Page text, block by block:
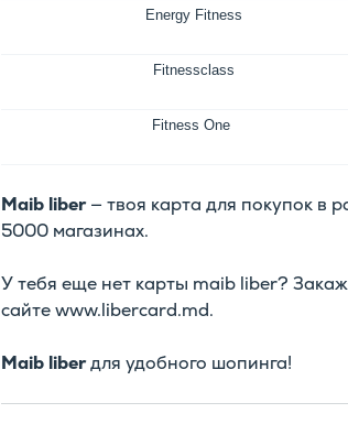
Energy Fitness
Fitnessclass
Fitness One
Maib liber— твоя карта для покупок в
5000 магазинах.
У тебя еще нет карты maib liber?
сайте www.libercard.md.
Maib liberдля удобного шопинга!